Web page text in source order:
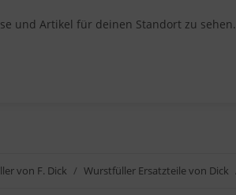
und Artikel für deinen Standort zu sehen.
von F. Dick Wurstfüller Ersatzteile von Dick